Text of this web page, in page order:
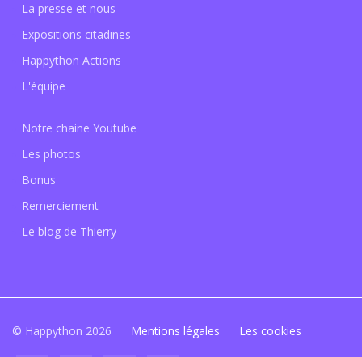
La presse et nous
Expositions citadines
Happython Actions
L'équipe
Notre chaine Youtube
Les photos
Bonus
Remerciement
Le blog de Thierry
© Happython 2026 Mentions légales Les cookies